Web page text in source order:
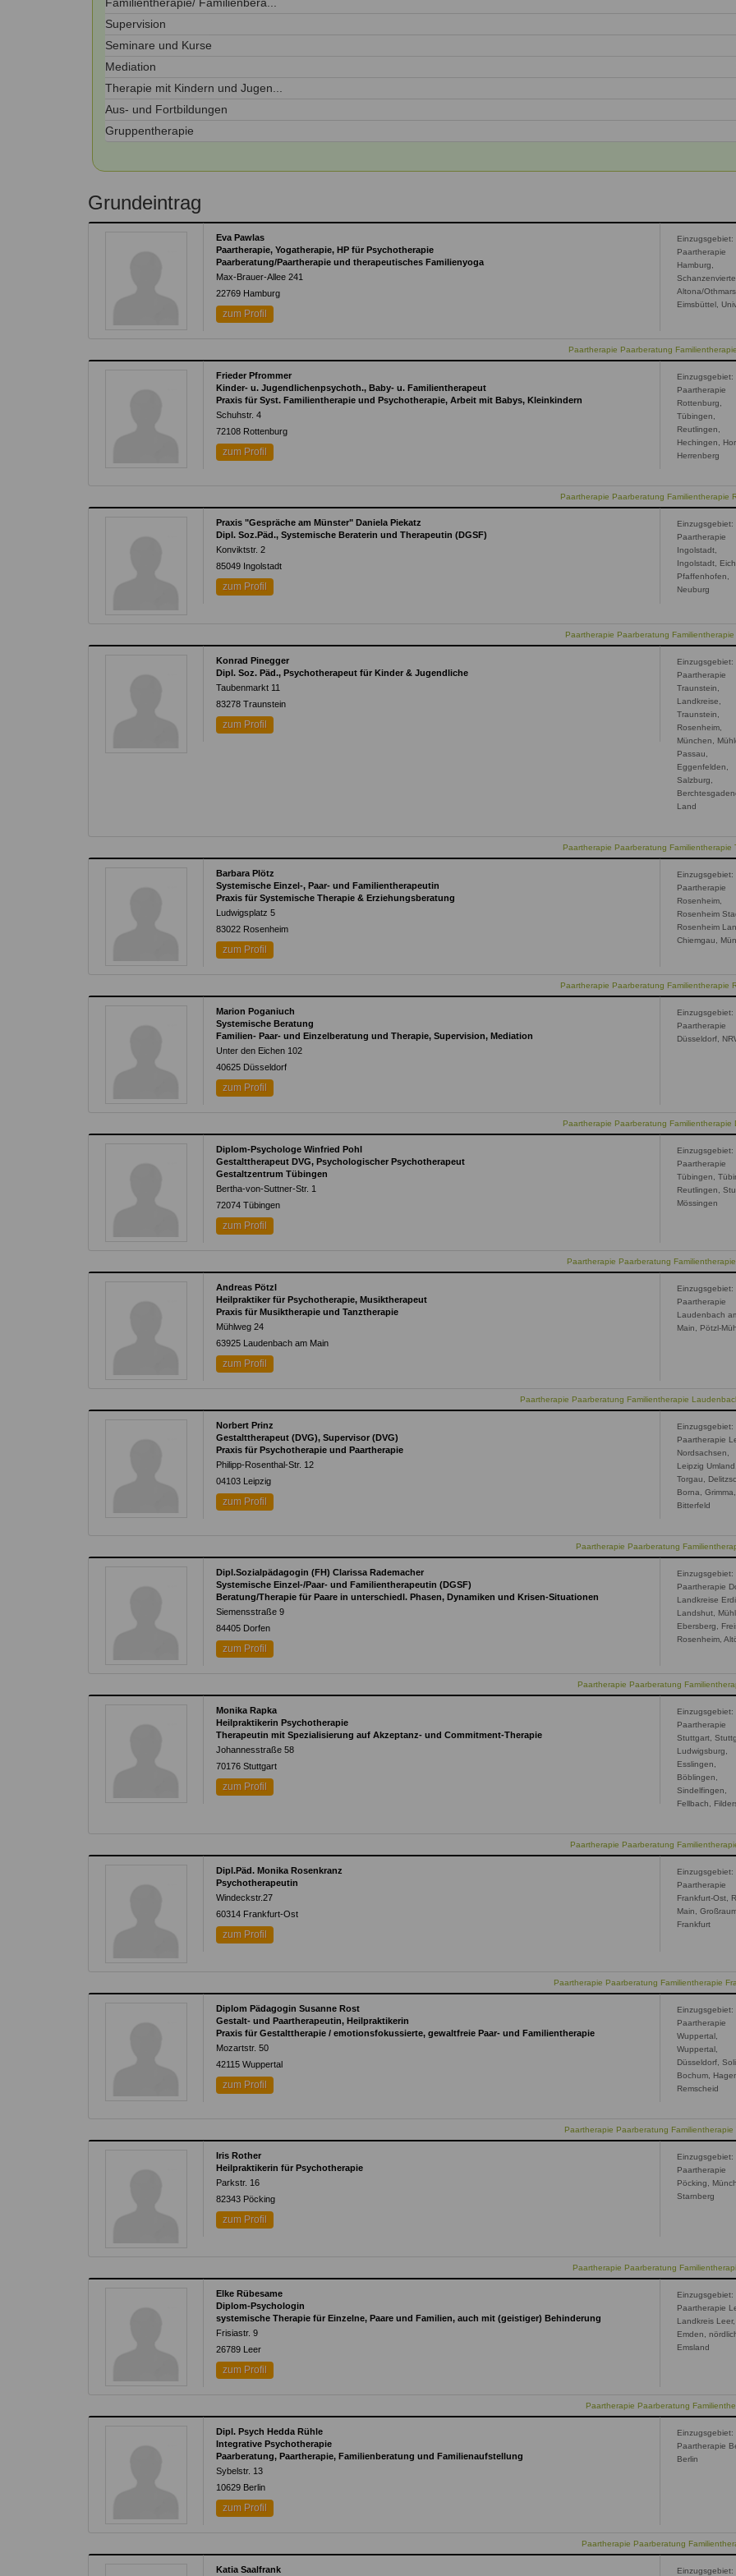
Angebot
Therapeutenliste
nach
Methode
Therapeutenliste
nach
Kontakt
Supervision
Seminare und Kurse
Mediation
Therapie mit Kindern und Jugen...
Aus- und Fortbildungen
Gruppentherapie
Grundeintrag
Eva Pawlas
Paartherapie, Yogatherapie, HP für Psychotherapie
Paarberatung/Paartherapie und therapeutisches Familienyoga
Max-Brauer-Allee 241
22769 Hamburg
zum Profil
Einzugsgebiet:
Paartherapie
Hamburg,
Altona/
Eimsbüttel,
Paartherapie Paarberatung
Frieder Pfrommer
Kinder- u. Jugendlichenpsychoth., Baby- u. Familientherapeut
Praxis für Syst. Familientherapie und Psychotherapie, Arbeit mit Babys, Kleinkindern
Schuhstr. 4
72108 Rottenburg
zum Profil
Einzugsgebiet:
Paartherapie
Rottenburg,
Tübingen,
Reutlingen,
Hechingen,
Herrenberg
Paartherapie Paarberatung Familientherapie
Praxis "Gespräche am Münster" Daniela Piekatz
Dipl. Soz.Päd., Systemische Beraterin und Therapeutin (DGSF)
Konviktstr. 2
85049 Ingolstadt
zum Profil
Einzugsgebiet:
Paartherapie
Ingolstadt,
Ingolstadt,
Pfaffenhofen,
Neuburg
Paartherapie Paarberatung
Konrad Pinegger
Dipl. Soz. Päd., Psychotherapeut für Kinder & Jugendliche
Taubenmarkt 11
83278 Traunstein
zum Profil
Einzugsgebiet:
Paartherapie
Traunstein,
Landkreise,
Traunstein,
Rosenheim,
München,
Passau,
Eggenfelden,
Salzburg,
Land
Paartherapie Paarberatung Familientherapie
Barbara Plötz
Systemische Einzel-, Paar- und Familientherapeutin
Praxis für Systemische Therapie & Erziehungsberatung
Ludwigsplatz 5
83022 Rosenheim
zum Profil
Einzugsgebiet:
Paartherapie
Rosenheim,
Rosenheim
Rosenheim
Chiemgau,
Paartherapie Paarberatung Familientherapie
Marion Poganiuch
Systemische Beratung
Familien- Paar- und Einzelberatung und Therapie, Supervision, Mediation
Unter den Eichen 102
40625 Düsseldorf
zum Profil
Einzugsgebiet:
Paartherapie
Düsseldorf,
Paartherapie Paarberatung Familientherapie
Diplom-Psychologe Winfried Pohl
Gestalttherapeut DVG, Psychologischer Psychotherapeut
Gestaltzentrum Tübingen
Bertha-von-Suttner-Str. 1
72074 Tübingen
zum Profil
Einzugsgebiet:
Paartherapie
Tübingen,
Reutlingen,
Mössingen
Paartherapie Paarberatung
Andreas Pötzl
Heilpraktiker für Psychotherapie, Musiktherapeut
Praxis für Musiktherapie und Tanztherapie
Mühlweg 24
63925 Laudenbach am Main
zum Profil
Einzugsgebiet:
Paartherapie
Laudenbach
Main, Pötzl-
Paartherapie Paarberatung Familientherapie
Norbert Prinz
Gestalttherapeut (DVG), Supervisor (DVG)
Praxis für Psychotherapie und Paartherapie
Philipp-Rosenthal-Str. 12
04103 Leipzig
zum Profil
Einzugsgebiet:
Paartherapie
Nordsachsen,
Leipzig Umland,
Torgau,
Borna, Grimma,
Bitterfeld
Paartherapie Paarberatung
Dipl.Sozialpädagogin (FH) Clarissa Rademacher
Systemische Einzel-/Paar- und Familientherapeutin (DGSF)
Beratung/Therapie für Paare in unterschiedl. Phasen, Dynamiken und Krisen-Situationen
Siemensstraße 9
84405 Dorfen
zum Profil
Einzugsgebiet:
Paartherapie
Landkreise
Landshut,
Ebersberg,
Rosenheim,
Paartherapie Paarberatung
Monika Rapka
Heilpraktikerin Psychotherapie
Therapeutin mit Spezialisierung auf Akzeptanz- und Commitment-Therapie
Johannesstraße 58
70176 Stuttgart
zum Profil
Einzugsgebiet:
Paartherapie
Stuttgart,
Ludwigsburg,
Esslingen,
Böblingen,
Sindelfingen,
Fellbach,
Paartherapie Paarberatung
Dipl.Päd. Monika Rosenkranz
Psychotherapeutin
Windeckstr.27
60314 Frankfurt-Ost
zum Profil
Einzugsgebiet:
Paartherapie
Frankfurt-Ost,
Main,
Frankfurt
Paartherapie Paarberatung Familientherapie
Diplom Pädagogin Susanne Rost
Gestalt- und Paartherapeutin, Heilpraktikerin
Praxis für Gestalttherapie / emotionsfokussierte, gewaltfreie Paar- und Familientherapie
Mozartstr. 50
42115 Wuppertal
zum Profil
Einzugsgebiet:
Paartherapie
Wuppertal,
Wuppertal,
Düsseldorf,
Bochum,
Remscheid
Paartherapie Paarberatung Familientherapie
Iris Rother
Heilpraktikerin für Psychotherapie
Parkstr. 16
82343 Pöcking
zum Profil
Einzugsgebiet:
Paartherapie
Pöcking,
Starnberg
Paartherapie Paarberatung
Elke Rübesame
Diplom-Psychologin
systemische Therapie für Einzelne, Paare und Familien, auch mit (geistiger) Behinderung
Frisiastr. 9
26789 Leer
zum Profil
Einzugsgebiet:
Paartherapie
Landkreis Leer,
Emden,
Emsland
Paartherapie Paarberatung
Dipl. Psych Hedda Rühle
Integrative Psychotherapie
Paarberatung, Paartherapie, Familienberatung und Familienaufstellung
Sybelstr. 13
10629 Berlin
zum Profil
Einzugsgebiet:
Paartherapie
Berlin
Paartherapie Paarberatung
Katia Saalfrank Einzugsgebiet: